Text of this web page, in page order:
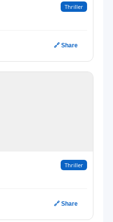
Thriller
🔗 Share
Thriller
🔗 Share